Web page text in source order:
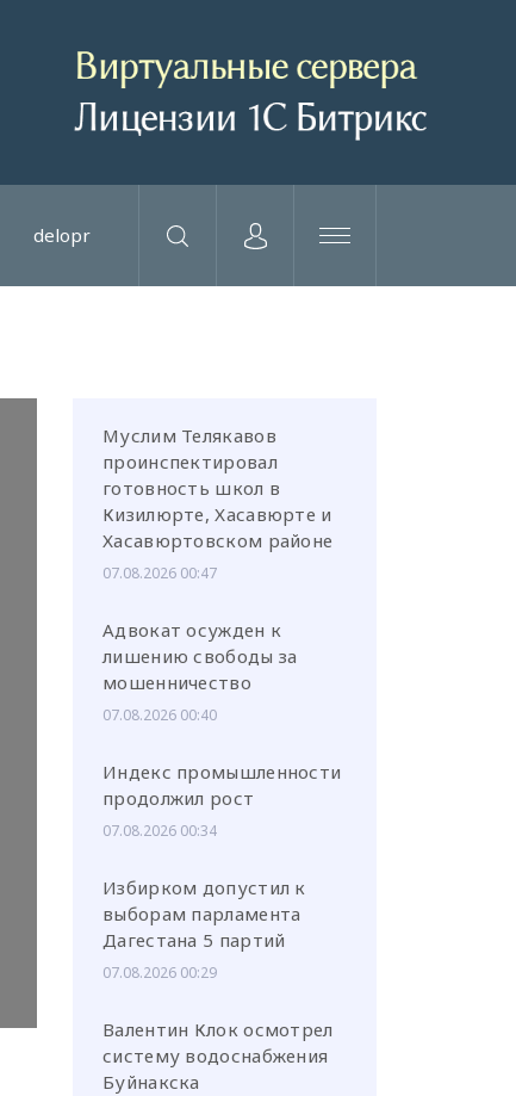
delopr
или через соц. сети
Муслим Телякавов
проинспектировал
готовность школ в
Кизилюрте, Хасавюрте и
Хасавюртовском районе
07.08.2026 00:47
Адвокат осужден к
лишению свободы за
мошенничество
07.08.2026 00:40
Индекс промышленности
продолжил рост
07.08.2026 00:34
Избирком допустил к
выборам парламента
Дагестана 5 партий
07.08.2026 00:29
Валентин Клок осмотрел
систему водоснабжения
Буйнакска